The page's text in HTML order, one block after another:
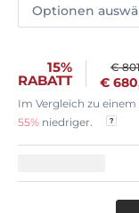
Optionen
15%
RABATT
€
€
Im Vergleich zu
55% niedriger.